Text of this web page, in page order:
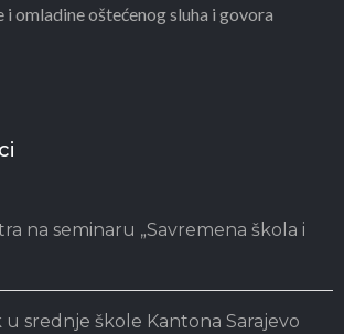
omladine oštećenog sluha i govora
na seminaru „Savremena škola i
srednje škole Kantona Sarajevo